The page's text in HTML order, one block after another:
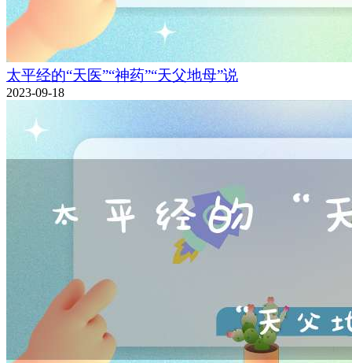
太平经的“天医”“神药”“天父地母”说
2023-09-18